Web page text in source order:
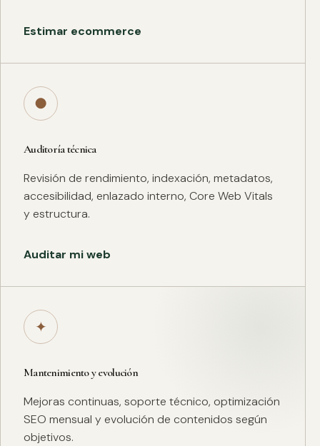
Estimar ecommerce
●
Auditoría técnica
Revisión de rendimiento, indexación, metadatos,
accesibilidad, enlazado interno, Core Web Vitals
y estructura.
Auditar mi web
✦
Mantenimiento y evolución
Mejoras continuas, soporte técnico, optimización
SEO mensual y evolución de contenidos según
objetivos.